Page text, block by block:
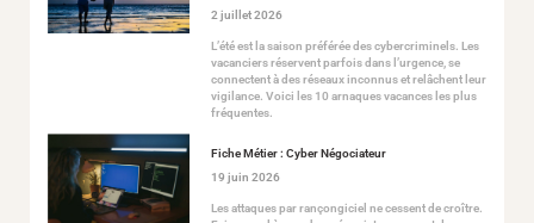
2 juillet 2026
L’été est la saison préférée des cybercriminels. Les
vacanciers réservent parfois dans l’urgence, se
connectent à des réseaux inconnus et relâchent leur
vigilance. Voici les 10 arnaques vacances les plus
fréquentes.
Fiche Métier : Cyber Négociateur
19 juin 2026
Les attaques par rançongiciel ne cessent de croître.